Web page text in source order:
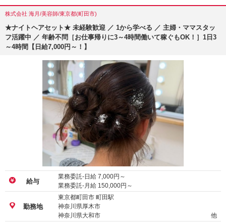
株式会社 海月/美容師/東京都(町田市)
★ナイトヘアセット★ 未経験歓迎 ／ 1から学べる ／ 主婦・ママスタッ
フ活躍中 ／ 年齢不問［お仕事帰りに3～4時間働いて稼ぐもOK！］1日3
～4時間【日給7,000円～！】
給与
業務委託-日給 7,000円～
業務委託-月給 150,000円～
勤務地
東京都町田市 町田駅
神奈川県厚木市
神奈川県大和市
他